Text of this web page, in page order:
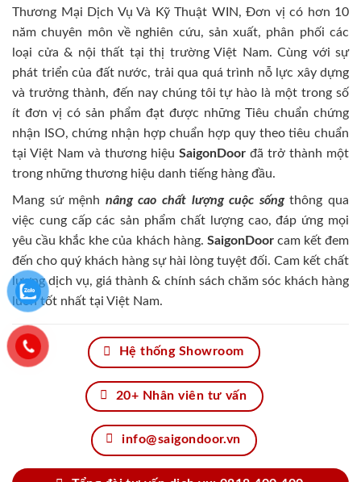
Thương Mại Dịch Vụ Và Kỹ Thuật WIN, Đơn vị có hơn 10
năm chuyên môn về nghiên cứu, sản xuất, phân phối các
loại cửa & nội thất tại thị trường Việt Nam. Cùng với sự
phát triển của đất nước, trải qua quá trình nỗ lực xây dựng
và trưởng thành, đến nay chúng tôi tự hào là một trong số
ít đơn vị có sản phẩm đạt được những Tiêu chuẩn chứng
nhận ISO, chứng nhận hợp chuẩn hợp quy theo tiêu chuẩn
tại Việt Nam và thương hiệu SaigonDoor đã trở thành một
trong những thương hiệu danh tiếng hàng đầu.
Mang sứ mệnh nâng cao chất lượng cuộc sốngthông qua
việc cung cấp các sản phẩm chất lượng cao, đáp ứng mọi
yêu cầu khắc khe của khách hàng. SaigonDoorcam kết đem
đến cho quý khách hàng sự hài lòng tuyệt đối. Cam kết chất
lượng dịch vụ, giá thành & chính sách chăm sóc khách hàng
luôn tốt nhất tại Việt Nam.
Hệ thống Showroom
20+ Nhân viên tư vấn
info@saigondoor.vn